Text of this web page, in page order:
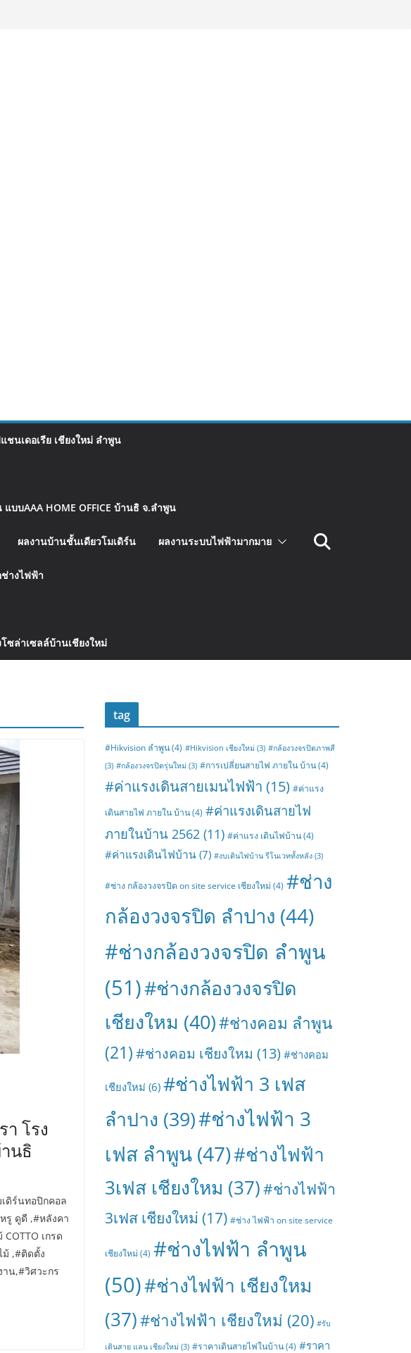
ชนเดอเรีย เชียงใหม่ ลำพูน
บAAA HOME OFFICE บ้านธิ จ.ลำพูน
ผลงานบ้านชั้นเดียวโมเดิร์น ผลงานระบบไฟฟ้ามากมาย
างไฟฟ้า
ซล่าเซลล์บ้านเชียงใหม่
โรง
นธิ
ดิร์นทอปิกคอล
รู ดูดี ,#หลังคา
เกรด
ม้ ,#ติดตั้ง
น,#วิศวะกร
tag
#Hikvision ลำพูน(4) #Hikvision เชียงใหม่ (3) #กล้องวงจรปิดภาพสี
(3) #กล้องวงจรปิดรุ่นใหม่ (3) #การเปลี่ยนสายไฟ ภายใน บ้าน(4)
#ค่าแรงเดินสายเมนไฟฟ้า (15) #ค่าแรง
เดินสายไฟ ภายใน บ้าน(4) #ค่าแรงเดินสายไฟ
ภายในบ้าน 2562 (11) #ค่าแรง เดินไฟบ้าน(4)
#ค่าแรงเดินไฟบ้าน(7) #งบเดินไฟบ้าน รีโนเวททั้งหลัง (3)
#ช่าง กล้องวงจรปิด on site service เชียงใหม่ (4) #ช่าง
กล้องวงจรปิด ลำปาง (44)
#ช่างกล้องวงจรปิด ลำพูน
(51)#ช่างกล้องวงจรปิด
เชียงใหม (40)#ช่างคอม ลำพูน
(21)#ช่างคอม เชียงใหม (13) #ช่างคอม
เชียงใหม่ (6) #ช่างไฟฟ้า 3 เฟส
ลำปาง (39)#ช่างไฟฟ้า 3
เฟส ลำพูน (47)#ช่างไฟฟ้า
3เฟส เชียงใหม (37)#ช่างไฟฟ้า
3เฟส เชียงใหม่ (17) #ช่าง ไฟฟ้า on site service
เชียงใหม่ (4) #ช่างไฟฟ้า ลำพูน
(50)#ช่างไฟฟ้า เชียงใหม
(37)#ช่างไฟฟ้า เชียงใหม่ (20) #รับ
เดินสาย แลน เชียงใหม่ (3) #ราคาเดินสายไฟในบ้าน(4) #ราคา